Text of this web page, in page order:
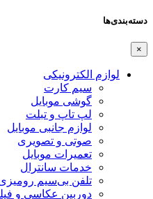
دسته‌بندی‌ها
×
لوازم الکترونیکی
سیم کارت
گوشی موبایل
لپ تاپ و تبلت
لوازم جانبی موبایل
صوتی و تصویری
تعمیرات موبایل
خدمات سانترال
تلفن بی‌سیم
دوربین عکاسی و